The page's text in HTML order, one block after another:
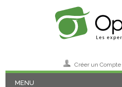
Créer un Compte
MENU